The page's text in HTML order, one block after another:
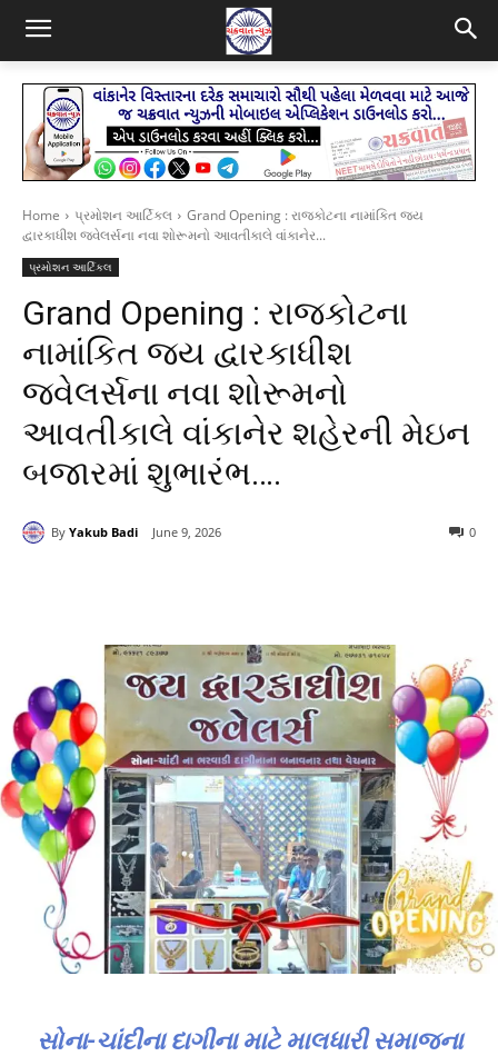
Home પ્રમોશન આર્ટિકલ
Grand Opening : રાજકોટના નામાંકિત જય
દ્વારકાધીશ જ્વેલર્સના નવા શોરૂમનો આવતીકાલે વાંકાનેર...
પ્રમોશન આર્ટિકલ
Grand Opening : રાજકોટના
નામાંકિત જય દ્વારકાધીશ
જ્વેલર્સના નવા શોરૂમનો
આવતીકાલે વાંકાનેર શહેરની મેઇન
બજારમાં શુભારંભ….
By Yakub Badi June 9, 2026 0
સોના-ચાંદીના દાગીના માટે માલધારી સમાજના